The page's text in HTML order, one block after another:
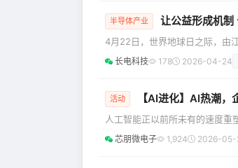
半导体产业 让公益形成机制
4月22日，世界地球日之际，由
“伴归”计划启动仪式在江阴长
长电科技 178 2026-04-24
活动 【AI进化】AI热潮
人工智能正以前所未有的速度重
芯朋微电子以“AI 进化向前迈”
人、未尽研究创始人周健工先
芯朋微电子 1,924 2026-05-